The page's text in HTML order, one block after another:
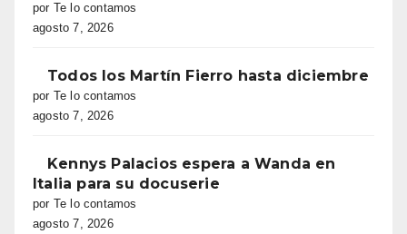
por Te lo contamos
agosto 7, 2026
Todos los Martín Fierro hasta diciembre
por Te lo contamos
agosto 7, 2026
Kennys Palacios espera a Wanda en
Italia para su docuserie
por Te lo contamos
agosto 7, 2026